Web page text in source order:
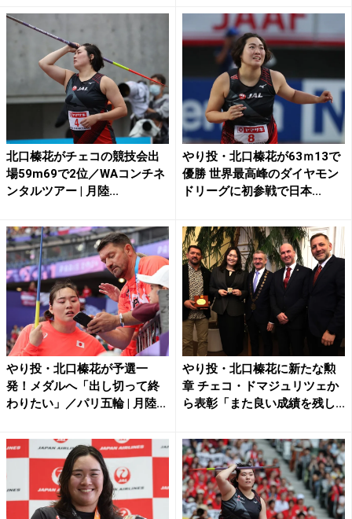
北口榛花がチェコの競技会出
場59m69で2位／WAコンチネ
ンタルツアー | 月陸...
やり投・北口榛花が63ｍ13で
優勝 世界最高峰のダイヤモン
ドリーグに初参戦で日本...
やり投・北口榛花が予選一
発！メダルへ「出し切って終
わりたい」／パリ五輪 | 月陸...
やり投・北口榛花に新たな勲
章 チェコ・ドマジュリツェか
ら表彰「また良い成績を残し...